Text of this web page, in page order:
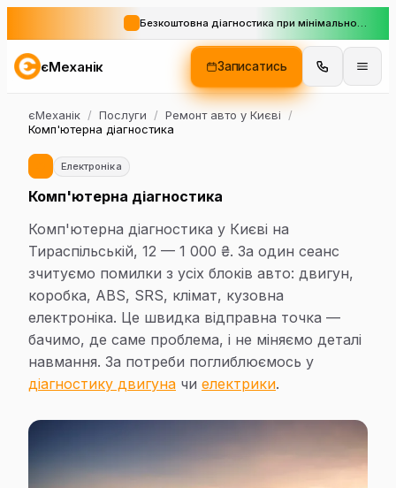
Безкоштовна діагностика при мінімальному замовленні
єМеханік Записатись
єМеханік / Послуги / Ремонт авто у Києві
/
Комп'ютерна діагностика
Електроніка
Комп'ютерна діагностика
Комп'ютерна діагностика у Києві на
Тираспільській, 12 — 1 000 ₴. За один сеанс
зчитуємо помилки з усіх блоків авто: двигун,
коробка, ABS, SRS, клімат, кузовна
електроніка. Це швидка відправна точка —
бачимо, де саме проблема, і не міняємо деталі
навмання. За потреби поглиблюємось у
діагностику двигуна чи електрики.